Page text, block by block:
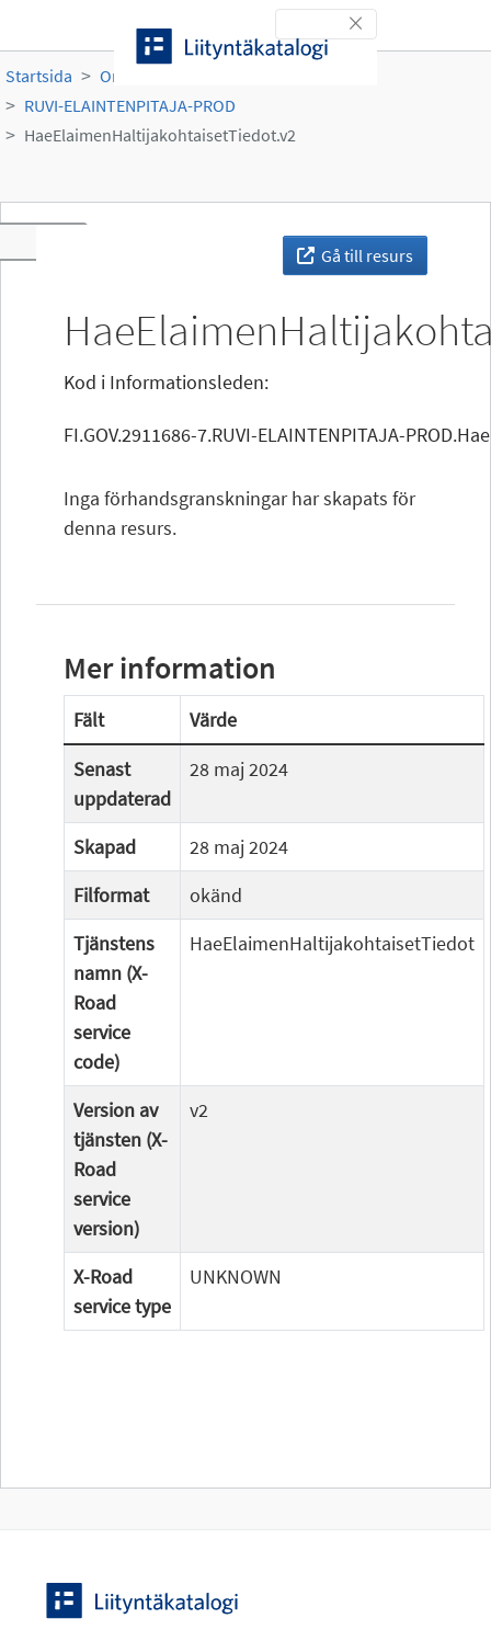
Toggle navigation
Startsida Organisationer
RUVI-ELAINTENPITAJA-PROD
HaeElaimenHaltijakohtaisetTiedot.v2
Gå till resurs
Kod i Informationsleden:
FI.GOV.2911686-7.RUVI-ELAINTENPITAJA-
Inga förhandsgranskningar har skapats för
denna resurs.
Mer information
Fält
Värde
Senast
uppdaterad
28 maj 2024
Skapad
28 maj 2024
Filformat
okänd
Tjänstens
namn (X-
Road
service
code)
HaeElaimenHaltijakohtaisetTiedot
Version av
tjänsten (X-
Road
service
version)
v2
X-Road
service type
UNKNOWN